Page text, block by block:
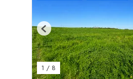
1 / 8
Previous